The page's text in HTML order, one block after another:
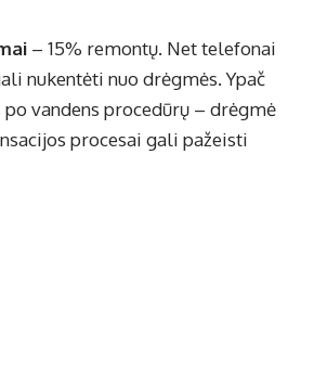
– 15% remontų. Net telefonai
nukentėti nuo drėgmės. Ypač
vandens procedūrų – drėgmė
procesai gali pažeisti